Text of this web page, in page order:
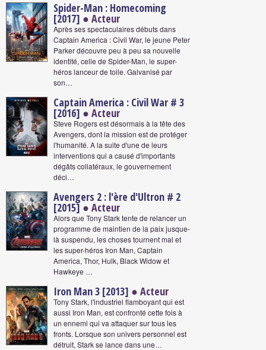
Spider-Man : Homecoming
[2017] ● Acteur
Après ses spectaculaires débuts dans
Captain America : Civil War, le jeune Peter
Parker découvre peu à peu sa nouvelle
identité, celle de Spider-Man, le super-
héros lanceur de toile. Galvanisé par
son…
Captain America : Civil War # 3
[2016] ● Acteur
Steve Rogers est désormais à la tête des
Avengers, dont la mission est de protéger
l'humanité. A la suite d'une de leurs
interventions qui a causé d'importants
dégâts collatéraux, le gouvernement
déci…
Avengers 2 : l'ère d'Ultron # 2
[2015] ● Acteur
Alors que Tony Stark tente de relancer un
programme de maintien de la paix jusque-
là suspendu, les choses tournent mal et
les super-héros Iron Man, Captain
America, Thor, Hulk, Black Widow et
Hawkeye …
Iron Man 3 [2013] ● Acteur
Tony Stark, l'industriel flamboyant qui est
aussi Iron Man, est confronté cette fois à
un ennemi qui va attaquer sur tous les
fronts. Lorsque son univers personnel est
détruit, Stark se lance dans une…